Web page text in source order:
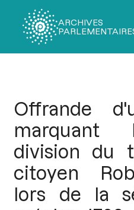
ARCHIVES
Offrande
marquant
division du
citoyen
lors de la